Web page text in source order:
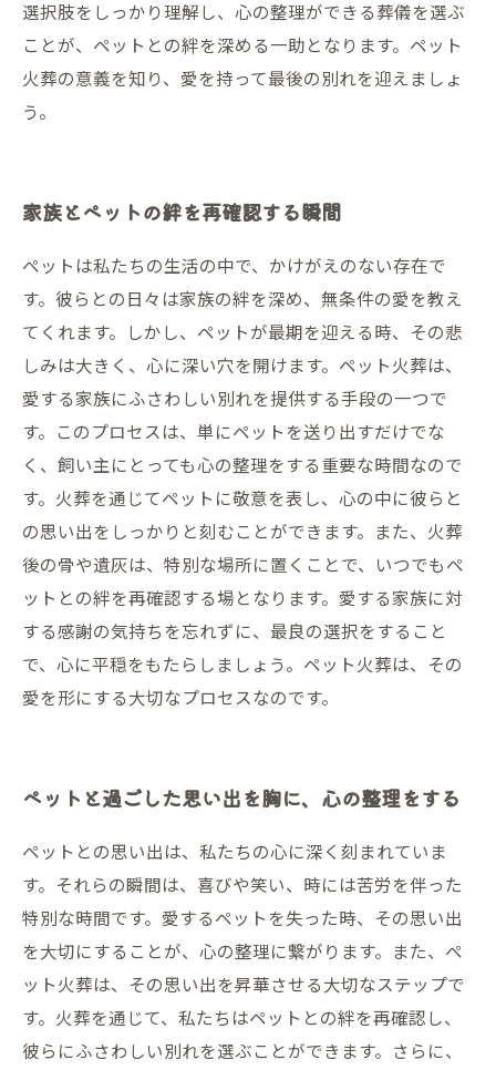
選択肢をしっかり理解し、心の整理ができる葬儀を選ぶ
ことが、ペットとの絆を深める一助となります。ペット
火葬の意義を知り、愛を持って最後の別れを迎えましょ
う。
家族とペットの絆を再確認する瞬間
ペットは私たちの生活の中で、かけがえのない存在で
す。彼らとの日々は家族の絆を深め、無条件の愛を教え
てくれます。しかし、ペットが最期を迎える時、その悲
しみは大きく、心に深い穴を開けます。ペット火葬は、
愛する家族にふさわしい別れを提供する手段の一つで
す。このプロセスは、単にペットを送り出すだけでな
く、飼い主にとっても心の整理をする重要な時間なので
す。火葬を通じてペットに敬意を表し、心の中に彼らと
の思い出をしっかりと刻むことができます。また、火葬
後の骨や遺灰は、特別な場所に置くことで、いつでもペ
ットとの絆を再確認する場となります。愛する家族に対
する感謝の気持ちを忘れずに、最良の選択をすること
で、心に平穏をもたらしましょう。ペット火葬は、その
愛を形にする大切なプロセスなのです。
ペットと過ごした思い出を胸に、心の整理をする
ペットとの思い出は、私たちの心に深く刻まれていま
す。それらの瞬間は、喜びや笑い、時には苦労を伴った
特別な時間です。愛するペットを失った時、その思い出
を大切にすることが、心の整理に繋がります。また、ペ
ット火葬は、その思い出を昇華させる大切なステップで
す。火葬を通じて、私たちはペットとの絆を再確認し、
彼らにふさわしい別れを選ぶことができます。さらに、